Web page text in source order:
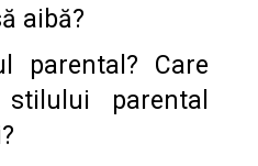
aibă?
parental? Care
parental